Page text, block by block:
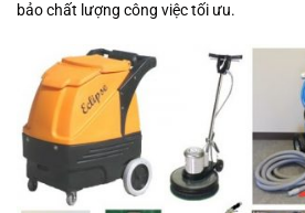
bảo chất lượng công việc tối ưu.